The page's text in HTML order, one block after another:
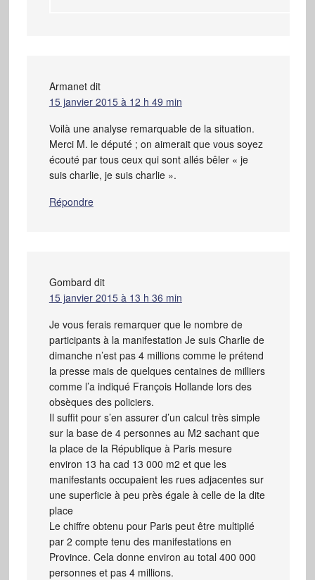
Armanet dit
15 janvier 2015 à 12 h 49 min
Voilà une analyse remarquable de la situation.
Merci M. le député ; on aimerait que vous soyez
écouté par tous ceux qui sont allés bêler « je
suis charlie, je suis charlie ».
Répondre
Gombard dit
15 janvier 2015 à 13 h 36 min
Je vous ferais remarquer que le nombre de
participants à la manifestation Je suis Charlie de
dimanche n’est pas 4 millions comme le prétend
la presse mais de quelques centaines de milliers
comme l’a indiqué François Hollande lors des
obsèques des policiers.
Il suffit pour s’en assurer d’un calcul très simple
sur la base de 4 personnes au M2 sachant que
la place de la République à Paris mesure
environ 13 ha cad 13 000 m2 et que les
manifestants occupaient les rues adjacentes sur
une superficie à peu près égale à celle de la dite
place
Le chiffre obtenu pour Paris peut être multiplié
par 2 compte tenu des manifestations en
Province. Cela donne environ au total 400 000
personnes et pas 4 millions.